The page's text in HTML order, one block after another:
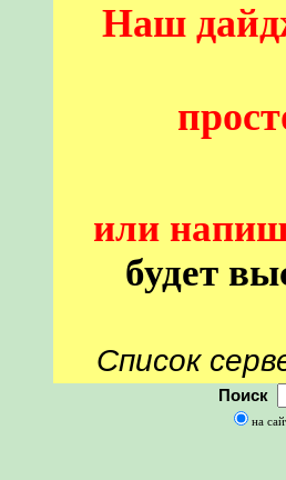
Наш
или
будет
Список
Поиск
на